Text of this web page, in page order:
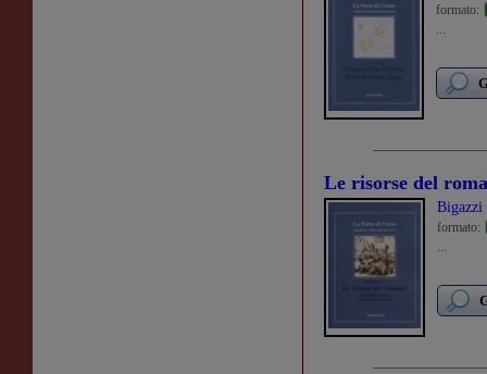
formato:
...
Le risorse del
Bigazzi
formato:
...